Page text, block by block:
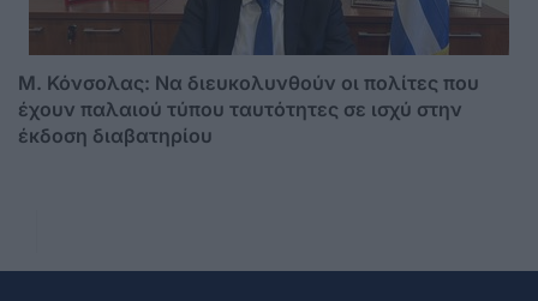
Μ. Κόνσολας: Να διευκολυνθούν οι πολίτες που
έχουν παλαιού τύπου ταυτότητες σε ισχύ στην
έκδοση διαβατηρίου